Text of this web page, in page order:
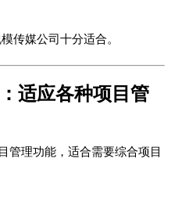
传媒公司十分适合。
适应各种项目管
管理功能，适合需要综合项目